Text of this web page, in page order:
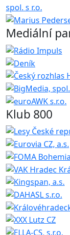
Mediální
Klub 800